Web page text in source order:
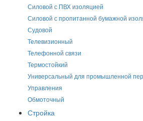
Силовой с ПВХ изоляцией
Силовой с пропитанной бумажной
Судовой
Телевизионный
Телефонной связи
Термостойкий
Универсальный для промышленной
Управления
Обмоточный
Стройка